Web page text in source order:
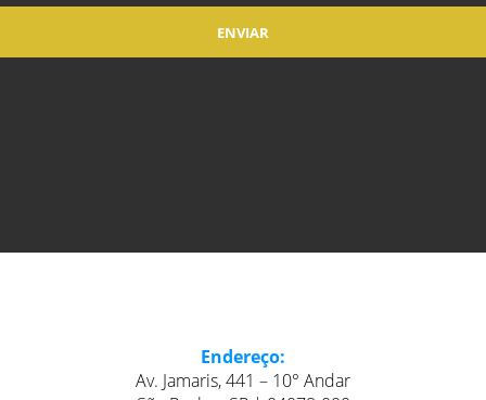
Endereço:
Av. Jamaris, 441 – 10° Andar